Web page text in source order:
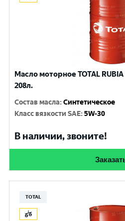
Масло моторное TOTAL RUBIA
208л.
Состав масла:Синтетическое
Класс вязкости SAE:5W-30
В наличии, звоните!
TOTAL